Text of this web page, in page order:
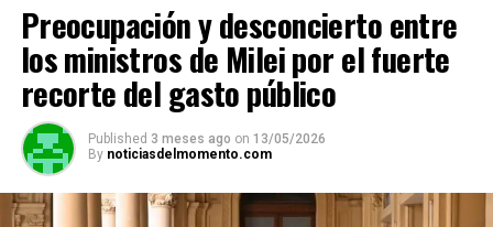
Preocupación y desconcierto entre
los ministros de Milei por el fuerte
recorte del gasto público
Published 3 meses ago on 13/05/2026
By noticiasdelmomento.com